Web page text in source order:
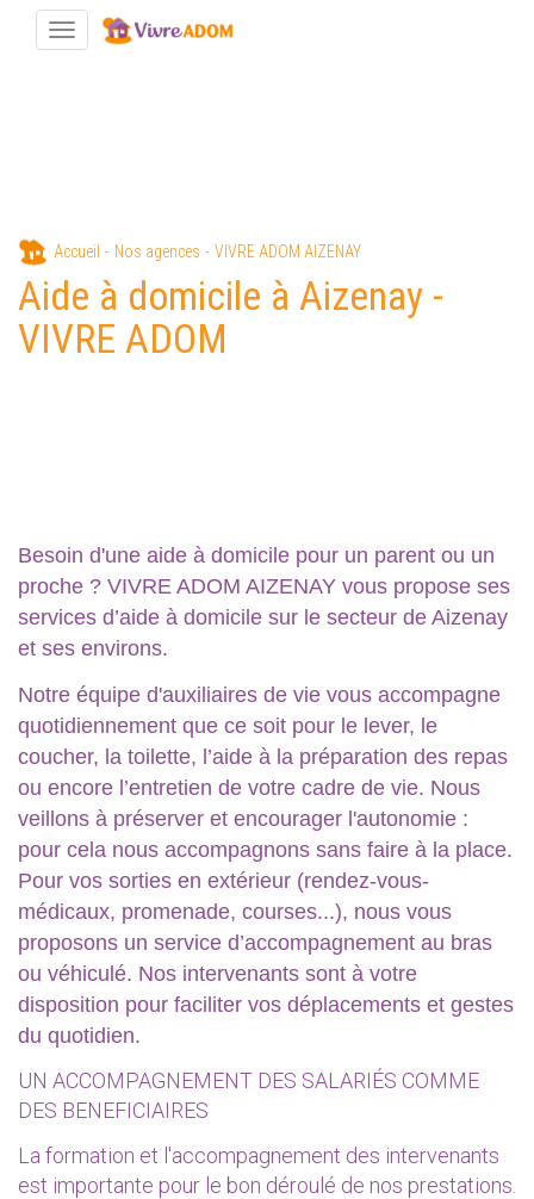
Aller
contenu
principal
Toggle navigation
Accueil Nos agences VIVRE ADOM AIZENAY
Aide à domicile à Aizenay -
VIVRE ADOM
Besoin d'une aide à domicile pour un parent ou un
proche ? VIVRE ADOM AIZENAY vous propose ses
services d’aide à domicile sur le secteur de Aizenay
et ses environs.
Notre équipe d'auxiliaires de vie vous accompagne
quotidiennement que ce soit pour le lever, le
coucher, la toilette, l’aide à la préparation des repas
ou encore l’entretien de votre cadre de vie. Nous
veillons à préserver et encourager l'autonomie :
pour cela nous accompagnons sans faire à la place.
Pour vos sorties en extérieur (rendez-vous-
médicaux, promenade, courses...), nous vous
proposons un service d’accompagnement au bras
ou véhiculé. Nos intervenants sont à votre
disposition pour faciliter vos déplacements et gestes
du quotidien.
UN ACCOMPAGNEMENT DES SALARIÉS COMME
DES BENEFICIAIRES
La formation et l'accompagnement des intervenants
est importante pour le bon déroulé de nos prestations.